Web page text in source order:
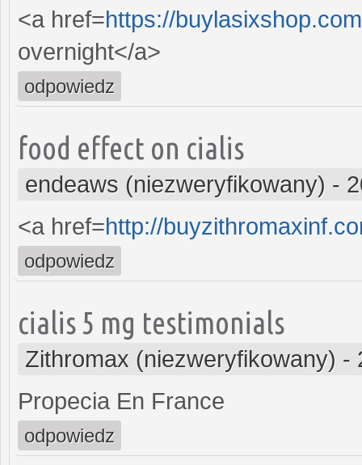
<a href=https://
overnight</a>
odpowiedz
food effect on cialis
endeaws (niezweryfikowany) -
<a href=http://
odpowiedz
cialis 5 mg testimonials
Zithromax (niezweryfikowany) -
Propecia En France
odpowiedz